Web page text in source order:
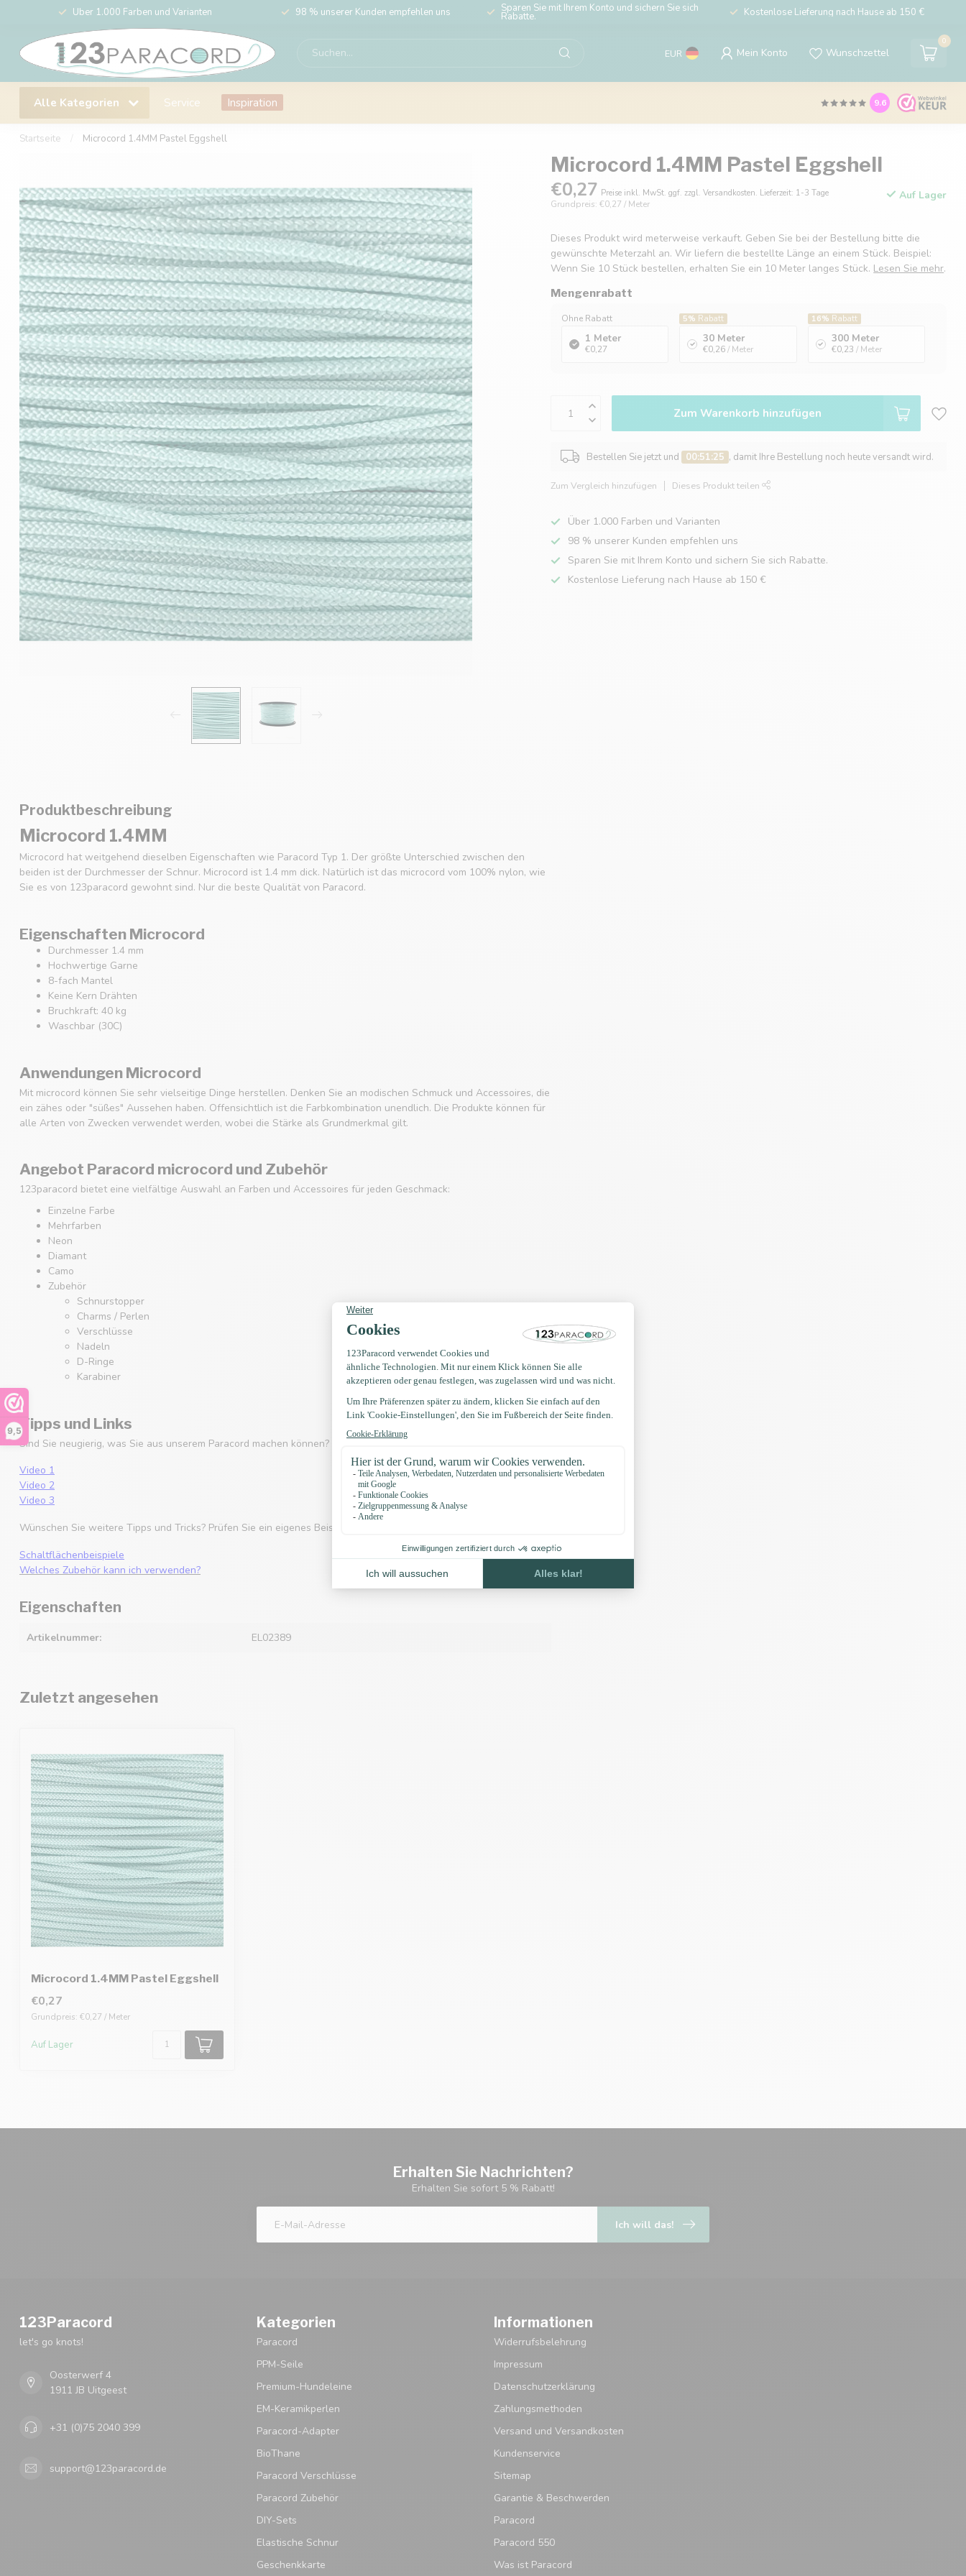
9,5
Über 1.000 Farben und Varianten 98 % unserer Kunden empfehlen uns Sparen Sie mit Ihrem Konto und sichern Sie sich
Rabatte. Kostenlose Lieferung nach Hause ab 150 €
EUR Mein Konto Wunschzettel
0
Alle Kategorien Service Inspiration 9.6
Startseite Microcord 1.4MM Pastel Eggshell
Microcord 1.4MM Pastel Eggshell
€0,27 Preise inkl. MwSt. ggf. zzgl. Versandkosten. Lieferzeit: 1-3 Tage
Grundpreis: €0,27 / Meter
Auf Lager
Dieses Produkt wird meterweise verkauft. Geben Sie bei der Bestellung bitte die
gewünschte Meterzahl an. Wir liefern die bestellte Länge an einem Stück. Beispiel:
Wenn Sie 10 Stück bestellen, erhalten Sie ein 10 Meter langes Stück. Lesen Sie mehr.
Mengenrabatt
Ohne Rabatt
1 Meter
€0,27
5% Rabatt
30 Meter
€0,26 / Meter
16% Rabatt
300 Meter
€0,23 / Meter
Zum Warenkorb hinzufügen
Bestellen Sie jetzt und 00:51:24 , damit Ihre Bestellung noch heute versandt wird.
Zum Vergleich hinzufügen Dieses Produkt teilen
Über 1.000 Farben und Varianten
98 % unserer Kunden empfehlen uns
Sparen Sie mit Ihrem Konto und sichern Sie sich Rabatte.
Kostenlose Lieferung nach Hause ab 150 €
Produktbeschreibung
Microcord 1.4MM
Microcord hat weitgehend dieselben Eigenschaften wie Paracord Typ 1. Der größte Unterschied zwischen den
beiden ist der Durchmesser der Schnur. Microcord ist 1.4 mm dick. Natürlich ist das microcord vom 100% nylon, wie
Sie es von 123paracord gewohnt sind. Nur die beste Qualität von Paracord.
Eigenschaften Microcord
Durchmesser 1.4 mm
Hochwertige Garne
8-fach Mantel
Keine Kern Drähten
Bruchkraft: 40 kg
Waschbar (30C)
Anwendungen Microcord
Mit microcord können Sie sehr vielseitige Dinge herstellen. Denken Sie an modischen Schmuck und Accessoires, die
ein zähes oder "süßes" Aussehen haben. Offensichtlich ist die Farbkombination unendlich. Die Produkte können für
alle Arten von Zwecken verwendet werden, wobei die Stärke als Grundmerkmal gilt.
Angebot Paracord microcord und Zubehör
123paracord bietet eine vielfältige Auswahl an Farben und Accessoires für jeden Geschmack:
Einzelne Farbe
Mehrfarben
Neon
Diamant
Camo
Zubehör
Schnurstopper
Charms / Perlen
Verschlüsse
Nadeln
D-Ringe
Karabiner
Tipps und Links
Sind Sie neugierig, was Sie aus unserem Paracord machen können? Dann schau dir eines der Videos unten an:
Video 1
Video 2
Video 3
Wünschen Sie weitere Tipps und Tricks? Prüfen Sie ein eigenes Beispiel unserer Knöpfe und unser Zubehör:
Schaltflächenbeispiele
Welches Zubehör kann ich verwenden?
Eigenschaften
Artikelnummer: EL02389
Zuletzt angesehen
Microcord 1.4MM Pastel Eggshell
€0,27
Grundpreis: €0,27 / Meter
Auf Lager
Erhalten Sie Nachrichten?
Erhalten Sie sofort 5 % Rabatt!
Ich will das!
123Paracord
let's go knots!
Oosterwerf 4
1911 JB Uitgeest
+31 (0)75 2040 399
support@123paracord.de
Kategorien
Paracord
PPM-Seile
Premium-Hundeleine
EM-Keramikperlen
Paracord-Adapter
BioThane
Paracord Verschlüsse
Paracord Zubehör
DIY-Sets
Elastische Schnur
Geschenkkarte
Informationen
Widerrufsbelehrung
Impressum
Datenschutzerklärung
Zahlungsmethoden
Versand und Versandkosten
Kundenservice
Sitemap
Garantie & Beschwerden
Paracord
Paracord 550
Was ist Paracord